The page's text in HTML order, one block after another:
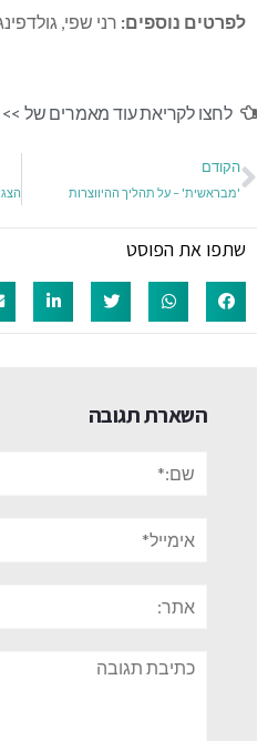
לפרטים נוספים: רני שפי, גולדפינגר
לחצו לקריאת עוד מאמרים של >>
הקודם
'מבראשית' – על תהליך ההיווצרות
שתפו את הפוסט
השארת תגובה
תגובה